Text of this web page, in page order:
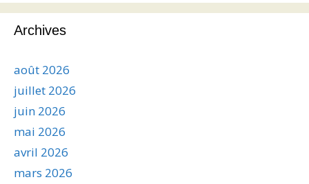
Archives
août 2026
juillet 2026
juin 2026
mai 2026
avril 2026
mars 2026